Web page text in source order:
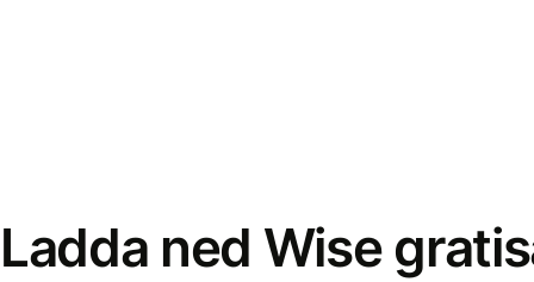
Ladda ned Wise